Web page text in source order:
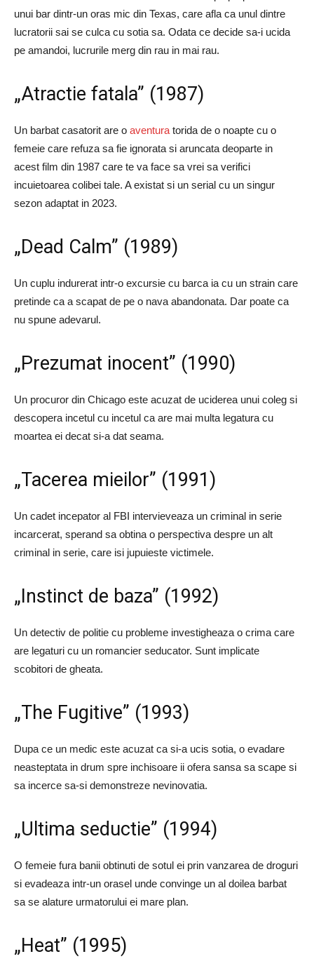
unui bar dintr-un oras mic din Texas, care afla ca unul dintre
lucratorii sai se culca cu sotia sa. Odata ce decide sa-i ucida
pe amandoi, lucrurile merg din rau in mai rau.
„Atractie fatala” (1987)
Un barbat casatorit are o aventura torida de o noapte cu o
femeie care refuza sa fie ignorata si aruncata deoparte in
acest film din 1987 care te va face sa vrei sa verifici
incuietoarea colibei tale. A existat si un serial cu un singur
sezon adaptat in 2023.
„Dead Calm” (1989)
Un cuplu indurerat intr-o excursie cu barca ia cu un strain care
pretinde ca a scapat de pe o nava abandonata. Dar poate ca
nu spune adevarul.
„Prezumat inocent” (1990)
Un procuror din Chicago este acuzat de uciderea unui coleg si
descopera incetul cu incetul ca are mai multa legatura cu
moartea ei decat si-a dat seama.
„Tacerea mieilor” (1991)
Un cadet incepator al FBI intervieveaza un criminal in serie
incarcerat, sperand sa obtina o perspectiva despre un alt
criminal in serie, care isi jupuieste victimele.
„Instinct de baza” (1992)
Un detectiv de politie cu probleme investigheaza o crima care
are legaturi cu un romancier seducator. Sunt implicate
scobitori de gheata.
„The Fugitive” (1993)
Dupa ce un medic este acuzat ca si-a ucis sotia, o evadare
neasteptata in drum spre inchisoare ii ofera sansa sa scape si
sa incerce sa-si demonstreze nevinovatia.
„Ultima seductie” (1994)
O femeie fura banii obtinuti de sotul ei prin vanzarea de droguri
si evadeaza intr-un orasel unde convinge un al doilea barbat
sa se alature urmatorului ei mare plan.
„Heat” (1995)